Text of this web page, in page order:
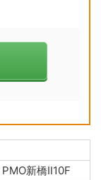
新橋Ⅱ10F